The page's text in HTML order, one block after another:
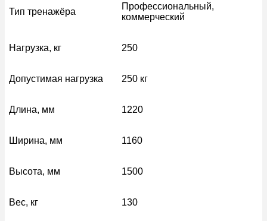
Тип тренажёра
Профессиональный,
коммерческий
Нагрузка, кг 250
Допустимая нагрузка 250 кг
Длина, мм 1220
Ширина, мм 1160
Высота, мм 1500
Вес, кг 130